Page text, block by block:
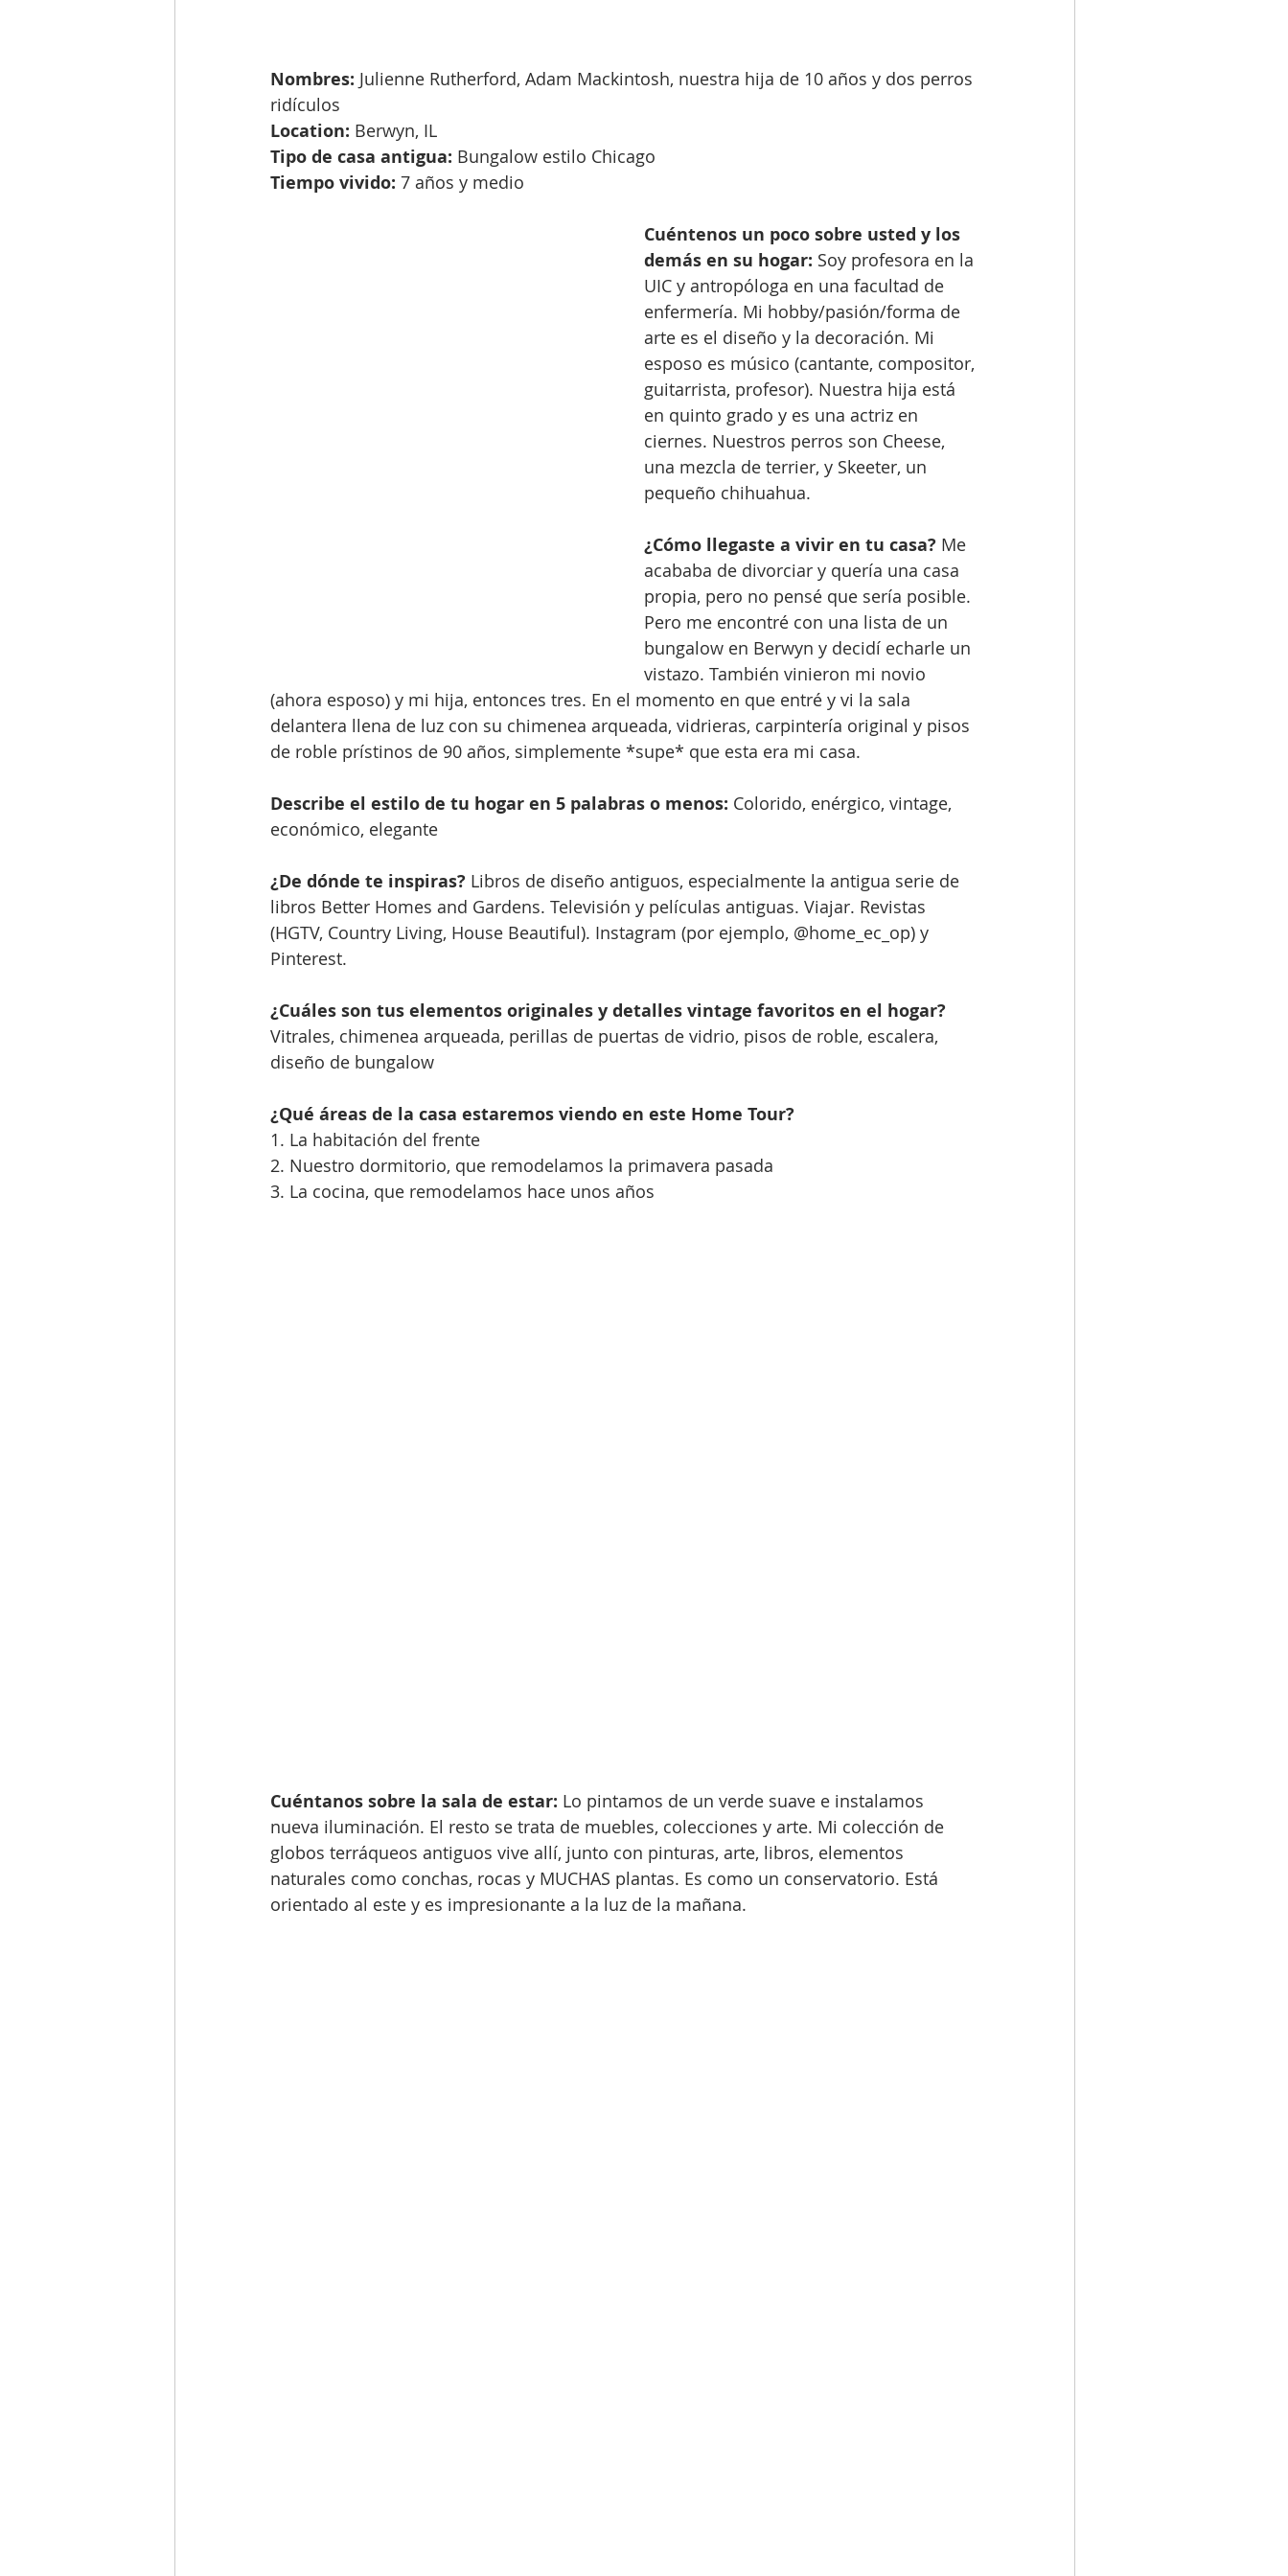
Nombres: Julienne Rutherford, Adam Mackintosh, nuestra hija de 10 años y dos perros
ridículos
Location: Berwyn, IL
Tipo de casa antigua: Bungalow estilo Chicago
Tiempo vivido: 7 años y medio
Cuéntenos un poco sobre usted y los
demás en su hogar: Soy profesora en la
UIC y antropóloga en una facultad de
enfermería. Mi hobby/pasión/forma de
arte es el diseño y la decoración. Mi
esposo es músico (cantante, compositor,
guitarrista, profesor). Nuestra hija está
en quinto grado y es una actriz en
ciernes. Nuestros perros son Cheese,
una mezcla de terrier, y Skeeter, un
pequeño chihuahua.
¿Cómo llegaste a vivir en tu casa? Me
acababa de divorciar y quería una casa
propia, pero no pensé que sería posible.
Pero me encontré con una lista de un
bungalow en Berwyn y decidí echarle un
vistazo. También vinieron mi novio
(ahora esposo) y mi hija, entonces tres. En el momento en que entré y vi la sala
delantera llena de luz con su chimenea arqueada, vidrieras, carpintería original y pisos
de roble prístinos de 90 años, simplemente *supe* que esta era mi casa.
Describe el estilo de tu hogar en 5 palabras o menos: Colorido, enérgico, vintage,
económico, elegante
¿De dónde te inspiras? Libros de diseño antiguos, especialmente la antigua serie de
libros Better Homes and Gardens. Televisión y películas antiguas. Viajar. Revistas
(HGTV, Country Living, House Beautiful). Instagram (por ejemplo, @home_ec_op) y
Pinterest.
¿Cuáles son tus elementos originales y detalles vintage favoritos en el hogar?
Vitrales, chimenea arqueada, perillas de puertas de vidrio, pisos de roble, escalera,
diseño de bungalow
¿Qué áreas de la casa estaremos viendo en este Home Tour?
1. La habitación del frente
2. Nuestro dormitorio, que remodelamos la primavera pasada
3. La cocina, que remodelamos hace unos años
Cuéntanos sobre la sala de estar: Lo pintamos de un verde suave e instalamos
nueva iluminación. El resto se trata de muebles, colecciones y arte. Mi colección de
globos terráqueos antiguos vive allí, junto con pinturas, arte, libros, elementos
naturales como conchas, rocas y MUCHAS plantas. Es como un conservatorio. Está
orientado al este y es impresionante a la luz de la mañana.